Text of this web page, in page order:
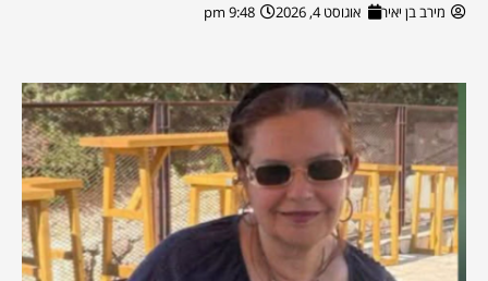
מירב בן יאיר אוגוסט 4, 2026 9:48 pm